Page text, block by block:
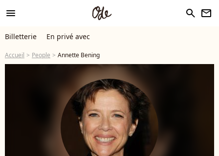
menu search newsletter
Billetterie En privé avec
Accueil People Annette Bening